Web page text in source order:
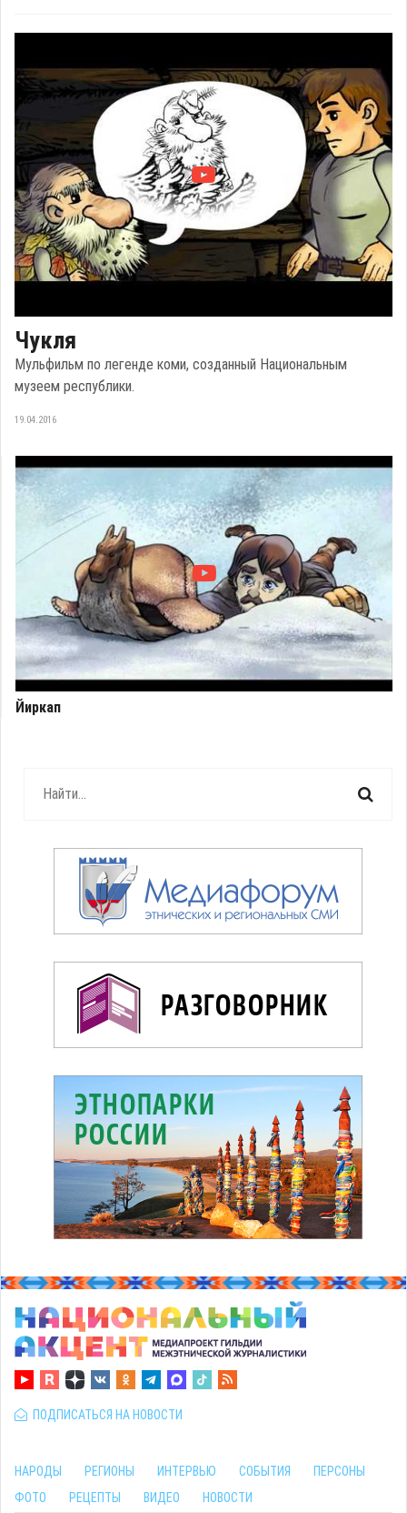
Чукля
Мульфильм по легенде коми, созданный Национальным
музеем республики.
19.04.2016
Йиркап
ПОДПИСАТЬСЯ НА НОВОСТИ
НАРОДЫ РЕГИОНЫ ИНТЕРВЬЮ СОБЫТИЯ
ПЕРСОНЫ
ФОТО
РЕЦЕПТЫ ВИДЕО НОВОСТИ